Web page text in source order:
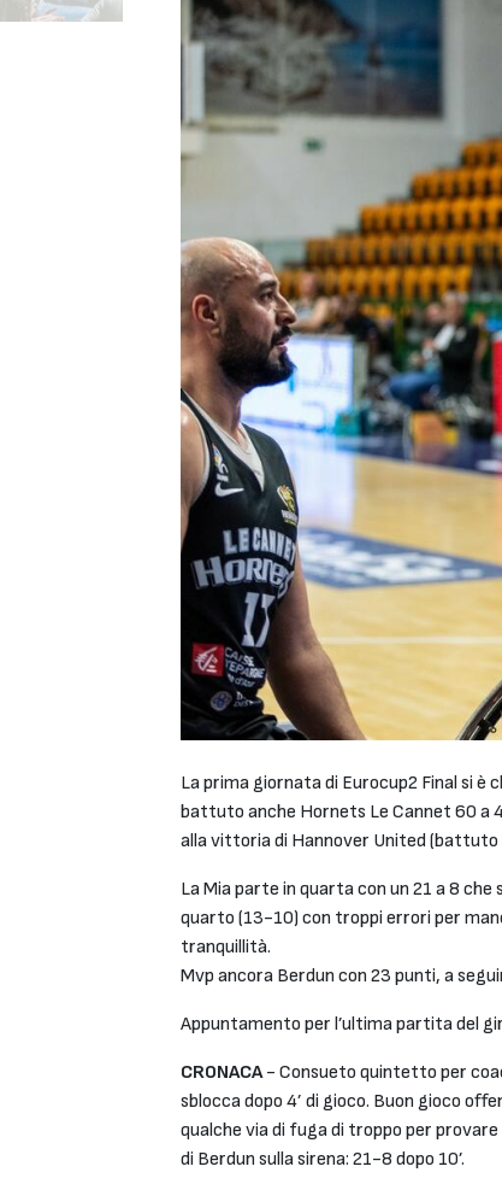
La prima giornata di Eurocup2 Final si è
battuto anche Hornets Le Cannet 60 a
alla vittoria di Hannover United (battuto
La Mia parte in quarta con un 21 a 8
quarto (13-10) con troppi errori per
tranquillità.
Mvp ancora Berdun con 23 punti, a
Appuntamento per l’ultima partita del
CRONACA- Consueto quintetto per
sblocca dopo 4’ di gioco. Buon gioco
qualche via di fuga di troppo per
di Berdun sulla sirena: 21-8 dopo 10’.